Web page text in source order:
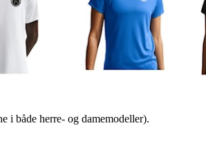
i både herre- og damemodeller).